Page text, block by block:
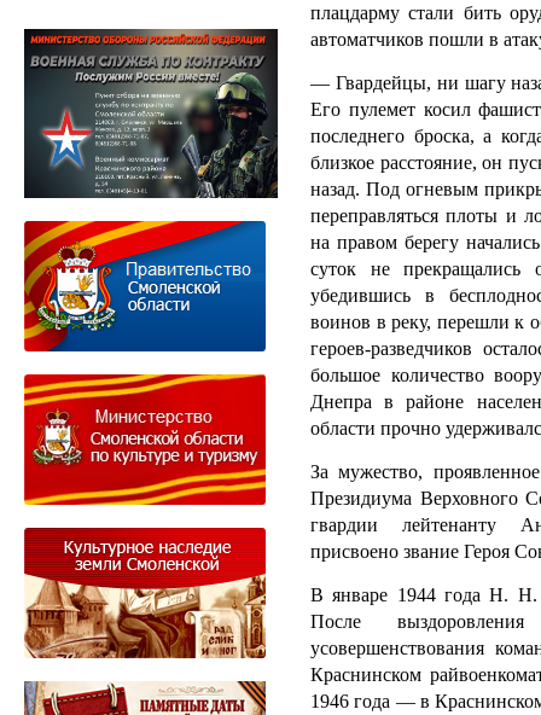
плацдарму стали бить
автоматчиков пошли в
— Гвардейцы, ни шагу
Его пулемет косил
по­следнего броска, а
близкое расстояние, он
назад.Под огневым
пере­правляться плоты и
на правом берегу
суток не пре­кращались
убедившись в
воинов в реку, перешли к
героев-разведчиков
большое количество
Днепра в районе
области прочно
За мужество,
Президиума Верховного
гвар­дии лейтенанту
присвоено звание Героя
В январе 1944 года Н. Н.
После
усовершенствования
Краснинском
1946 года — в